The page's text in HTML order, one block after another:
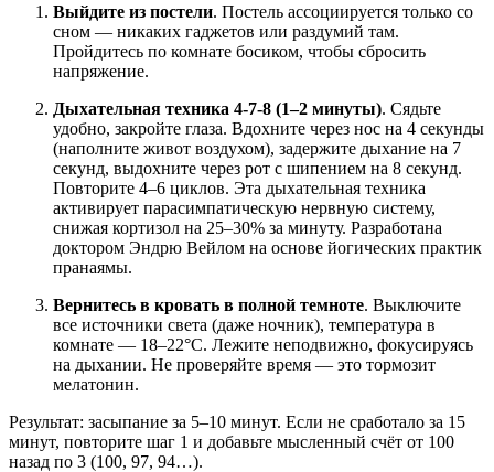
Выйдите из постели. Постель ассоциируется только со
сном — никаких гаджетов или раздумий там.
Пройдитесь по комнате босиком, чтобы сбросить
напряжение.
Дыхательная техника 4-7-8 (1–2 минуты). Сядьте
удобно, закройте глаза. Вдохните через нос на 4 секунды
(наполните живот воздухом), задержите дыхание на 7
секунд, выдохните через рот с шипением на 8 секунд.
Повторите 4–6 циклов. Эта дыхательная техника
активирует парасимпатическую нервную систему,
снижая кортизол на 25–30% за минуту. Разработана
доктором Эндрю Вейлом на основе йогических практик
пранаямы.
Вернитесь в кровать в полной темноте. Выключите
все источники света (даже ночник), температура в
комнате — 18–22°C. Лежите неподвижно, фокусируясь
на дыхании. Не проверяйте время — это тормозит
мелатонин.
Результат: засыпание за 5–10 минут. Если не сработало за 15
минут, повторите шаг 1 и добавьте мысленный счёт от 100
назад по 3 (100, 97, 94…).